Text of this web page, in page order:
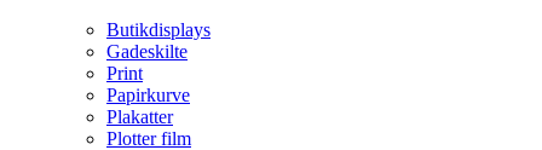
Butikdisplays
Gadeskilte
Print
Papirkurve
Plakatter
Plotter film